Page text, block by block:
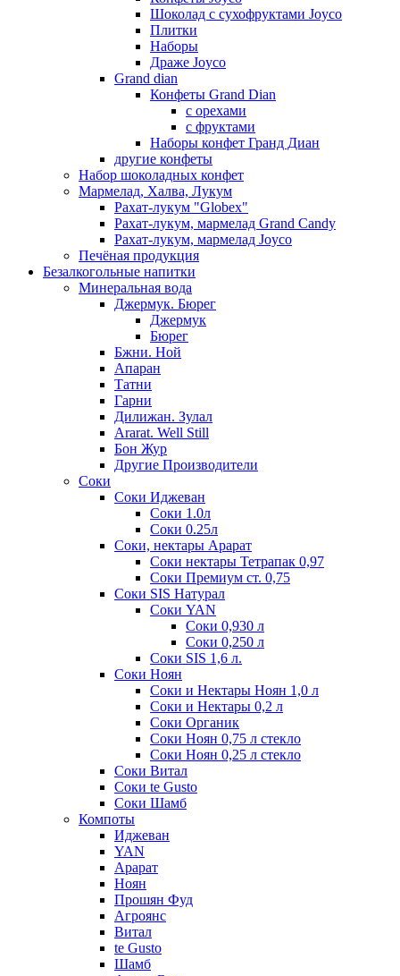
Шоколад с сухофруктами Joyco
Плитки
Наборы
Драже Joyco
Grand dian
Конфеты Grand Dian
с орехами
с фруктами
Наборы конфет Гранд Диан
другие конфеты
Набор шоколадных конфет
Мармелад, Халва, Лукум
Рахат-лукум "Globex"
Рахат-лукум, мармелад Grand Candy
Рахат-лукум, мармелад Joyco
Печёная продукция
Безалкогольные напитки
Минеральная вода
Джермук. Бюрег
Джермук
Бюрег
Бжни. Ной
Апаран
Татни
Гарни
Дилижан. Зулал
Ararat. Well Still
Бон Жур
Другие Производители
Соки
Соки Иджеван
Соки 1.0л
Соки 0.25л
Соки, нектары Арарат
Соки нектары Тетрапак 0,97
Соки Премиум ст. 0,75
Соки SIS Натурал
Соки YAN
Соки 0,930 л
Соки 0,250 л
Соки SIS 1,6 л.
Соки Ноян
Соки и Нектары Ноян 1,0 л
Соки и Нектары 0,2 л
Соки Органик
Соки Ноян 0,75 л стекло
Соки Ноян 0,25 л стекло
Соки Витал
Соки te Gusto
Соки Шамб
Компоты
Иджеван
YAN
Арарат
Ноян
Прошян Фуд
Агроянс
Витал
te Gusto
Шамб